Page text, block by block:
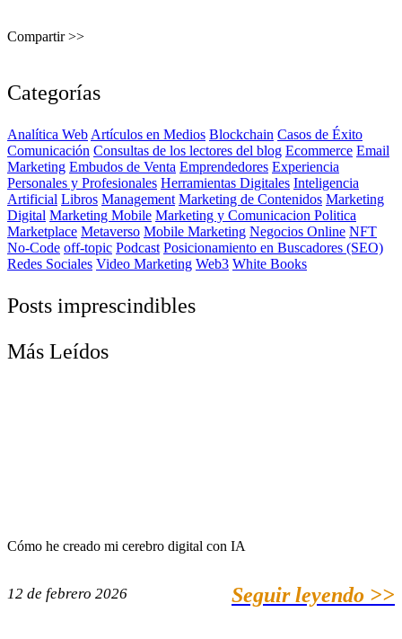
Compartir >>
Categorías
Analítica Web Artículos en Medios Blockchain Casos de Éxito
Comunicación Consultas de los lectores del blog Ecommerce Email
Marketing Embudos de Venta Emprendedores Experiencia
Personales y Profesionales Herramientas Digitales Inteligencia
Artificial Libros Management Marketing de Contenidos Marketing
Digital Marketing Mobile Marketing y Comunicacion Politica
Marketplace Metaverso Mobile Marketing Negocios Online NFT
No-Code off-topic Podcast Posicionamiento en Buscadores (SEO)
Redes Sociales Video Marketing Web3 White Books
Posts imprescindibles
Más Leídos
Cómo he creado mi cerebro digital con IA
12 de febrero 2026 Seguir leyendo >>